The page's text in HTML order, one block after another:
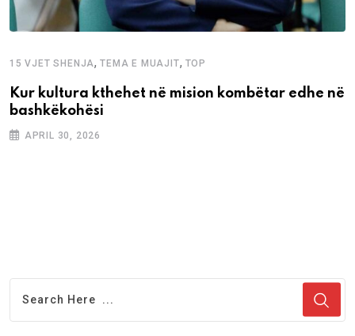
15 VJET SHENJA,TEMA E MUAJIT, TOP
Kur kultura kthehet në mision kombëtar edhe në
bashkëkohësi
APRIL 30, 2026